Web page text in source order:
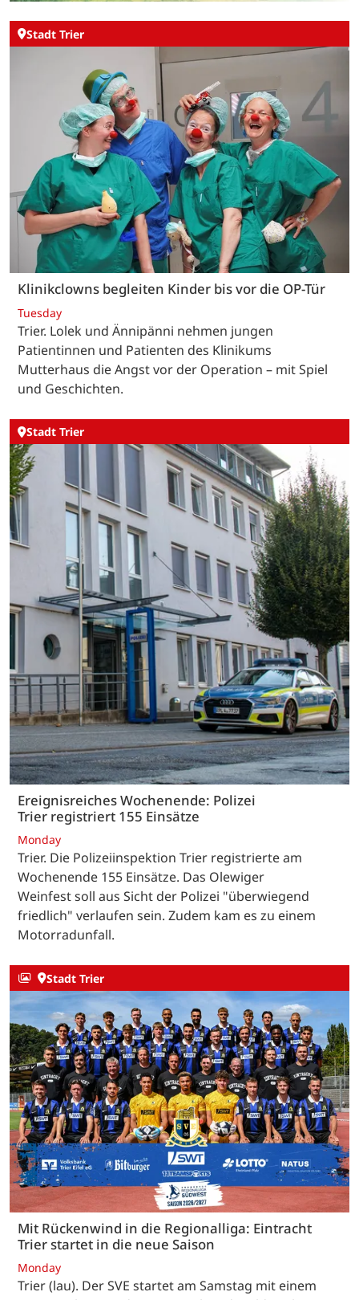
Stadt Trier
Klinikclowns begleiten Kinder bis vor die OP-Tür
Tuesday
Trier. Lolek und Ännipänni nehmen jungen
Patientinnen und Patienten des Klinikums
Mutterhaus die Angst vor der Operation – mit Spiel
und Geschichten.
Stadt Trier
Ereignisreiches Wochenende: Polizei
Trier registriert 155 Einsätze
Monday
Trier. Die Polizeiinspektion Trier registrierte am
Wochenende 155 Einsätze. Das Olewiger
Weinfest soll aus Sicht der Polizei "überwiegend
friedlich" verlaufen sein. Zudem kam es zu einem
Motorradunfall.
Stadt Trier
Mit Rückenwind in die Regionalliga: Eintracht
Trier startet in die neue Saison
Monday
Trier (lau). Der SVE startet am Samstag mit einem